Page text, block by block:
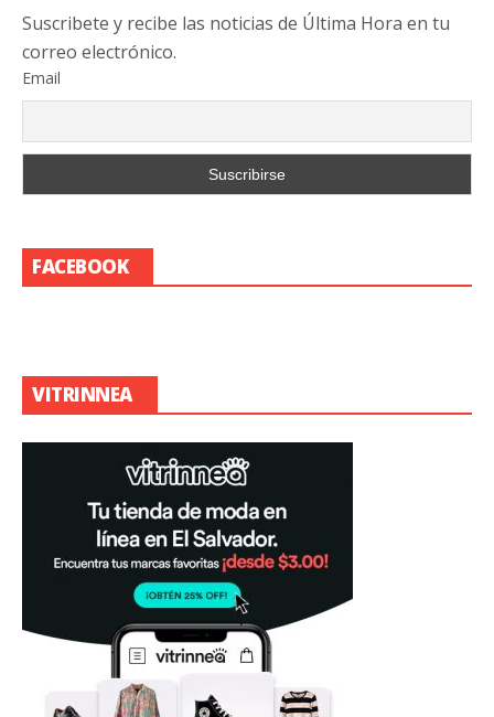
Suscribete y recibe las noticias de Última Hora en tu
correo electrónico.
Email
FACEBOOK
VITRINNEA